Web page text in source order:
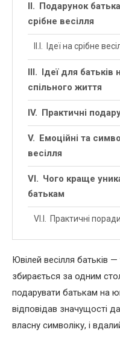
Подарунок
срібне весілля
Ідеї на срібне
Ідеї для
спільного життя
Практичні
Емоційні та
весілля
Чого краще
батькам
Практичні
Ювілей весілля батьків
збирається за одним
подарувати батькам на
відповідав значущості
власну символіку, і